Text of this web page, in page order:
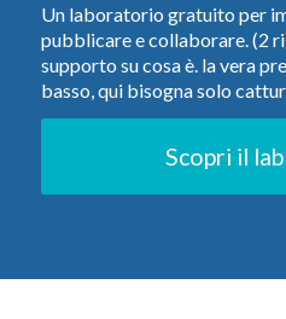
Un laboratorio gratuito per
pubblicare e collaborare. (2
supporto su cosa è. la vera
basso, qui bisogna solo
Scopri il